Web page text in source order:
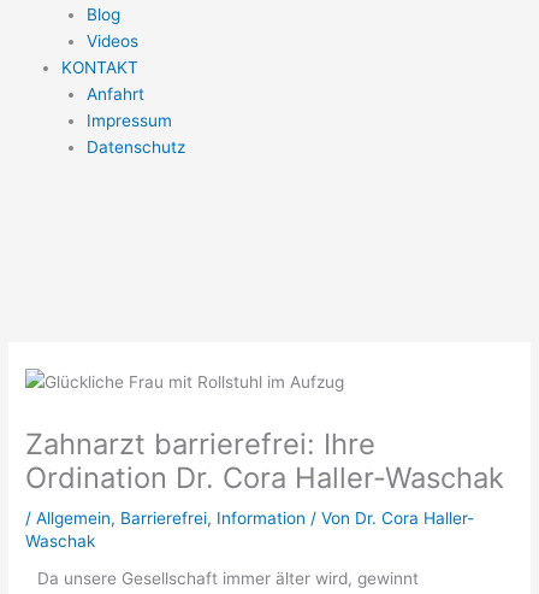
Blog
Videos
KONTAKT
Anfahrt
Impressum
Datenschutz
Zahnarzt barrierefrei: Ihre
Ordination Dr. Cora Haller-Waschak
/Allgemein, Barrierefrei, Information / Von Dr. Cora Haller-
Waschak
Da unsere Gesellschaft immer älter wird, gewinnt